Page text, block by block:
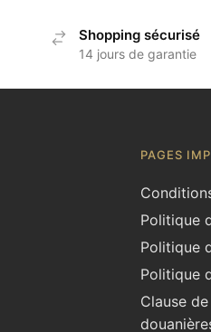
Shopping sécurisé
14 jours de garantie
PAGES
Politique
Politique
Politique
Clause